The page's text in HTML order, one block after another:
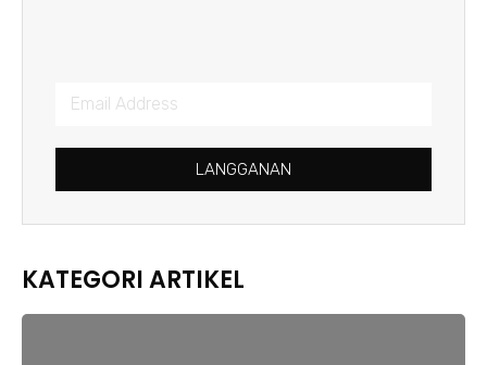
LANGGANAN
KATEGORI ARTIKEL